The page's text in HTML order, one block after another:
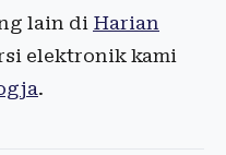
lain di Harian
elektronik kami
.